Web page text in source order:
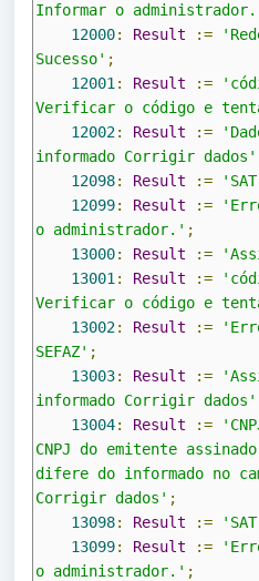
Informar o
12000: Result :=
Sucesso' ;
12001 : Result :=
Verificar o código e
12002: Result :=
informado Corrigir dados'
12098: Result :=
12099: Result :=
o administrador.' ;
13000: Result :=
13001 : Result :=
Verificar o código e
13002: Result :=
SEFAZ' ;
13003: Result :=
informado Corrigir dados'
13004: Result :=
CNPJ do emitente
difere do informado no
Corrigir dados' ;
13098: Result :=
13099: Result :=
o administrador.' ;